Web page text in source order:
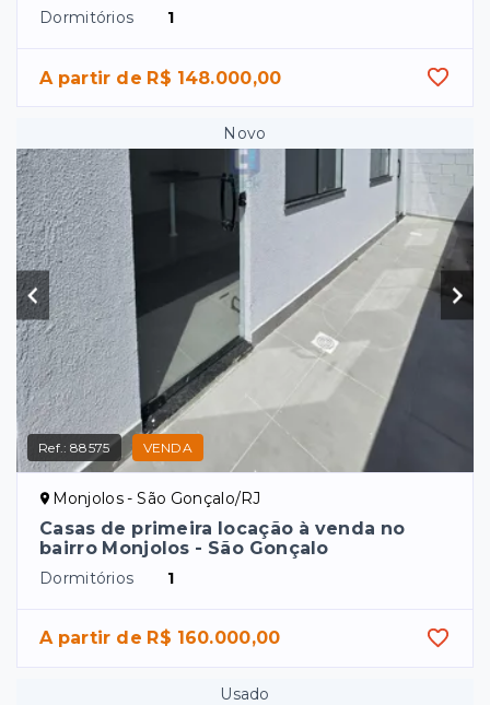
Dormitórios 1
A partir de R$ 148.000,00
Novo
Ref.:88575 VENDA
Monjolos - São Gonçalo/RJ
Casas de primeira locação à venda no
bairro Monjolos - São Gonçalo
Dormitórios 1
A partir de R$ 160.000,00
Usado